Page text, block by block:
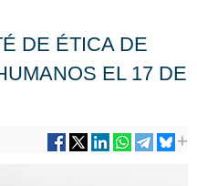
DE ÉTICA DE
EL 17 DE